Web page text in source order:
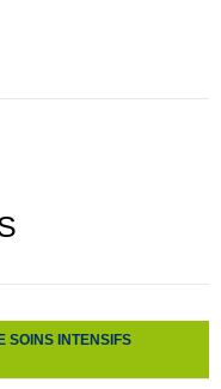
SOINS INTENSIFS